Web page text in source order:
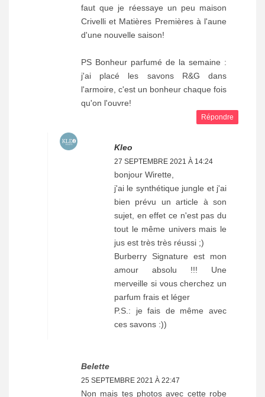
faut que je réessaye un peu maison
Crivelli et Matières Premières à l'aune
d'une nouvelle saison!
PS Bonheur parfumé de la semaine :
j'ai placé les savons R&G dans
l'armoire, c'est un bonheur chaque fois
qu'on l'ouvre!
Répondre
Kleo
27 SEPTEMBRE 2021 À 14:24
bonjour Wirette,
j'ai le synthétique jungle et j'ai
bien prévu un article à son
sujet, en effet ce n'est pas du
tout le même univers mais le
jus est très très réussi ;)
Burberry Signature est mon
amour absolu !!! Une
merveille si vous cherchez un
parfum frais et léger
P.S.: je fais de même avec
ces savons :))
Belette
25 SEPTEMBRE 2021 À 22:47
Non mais tes photos avec cette robe